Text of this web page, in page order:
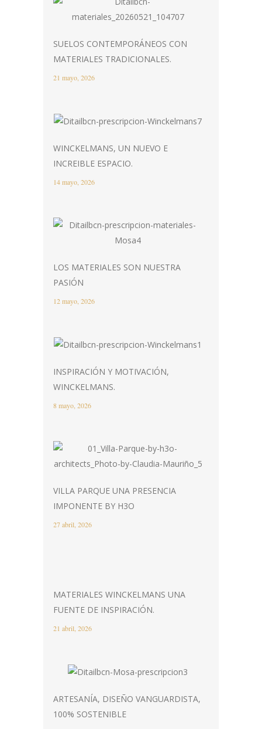
SUELOS CONTEMPORÁNEOS CON
MATERIALES TRADICIONALES.
21 mayo, 2026
WINCKELMANS, UN NUEVO E
INCREIBLE ESPACIO.
14 mayo, 2026
LOS MATERIALES SON NUESTRA
PASIÓN
12 mayo, 2026
INSPIRACIÓN Y MOTIVACIÓN,
WINCKELMANS.
8 mayo, 2026
VILLA PARQUE UNA PRESENCIA
IMPONENTE BY H3O
27 abril, 2026
MATERIALES WINCKELMANS UNA
FUENTE DE INSPIRACIÓN.
21 abril, 2026
ARTESANÍA, DISEÑO VANGUARDISTA,
100% SOSTENIBLE